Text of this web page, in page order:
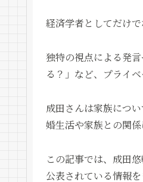
経済学者としてだけ
独特の視点による発
る？」など、プライ
成田さんは家族につ
婚生活や家族との関係
この記事では、成田
公表されている情報を